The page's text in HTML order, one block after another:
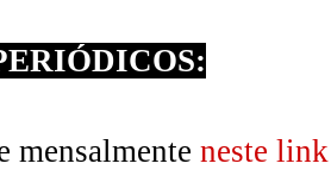
mensalmente neste link